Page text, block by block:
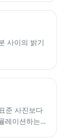
사이의 밝기
준 사진보다
레이션하는